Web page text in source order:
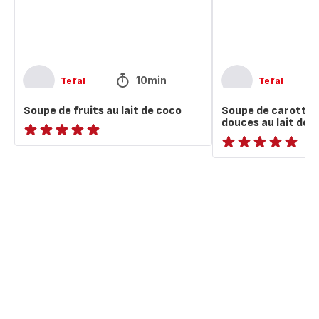
Tefal 10min
Soupe de fruits au lait de coco
ratings.NaN
Tefal
Soupe de
douces au lait de
ratings.NaN